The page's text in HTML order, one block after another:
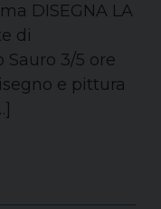
DISEGNA LA
di
Sauro 3/5 ore
e pittura